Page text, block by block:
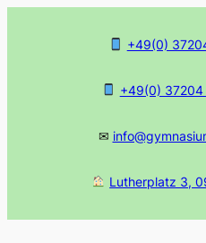
+49(0)
+49(0)
✉
Lutherplatz 3,